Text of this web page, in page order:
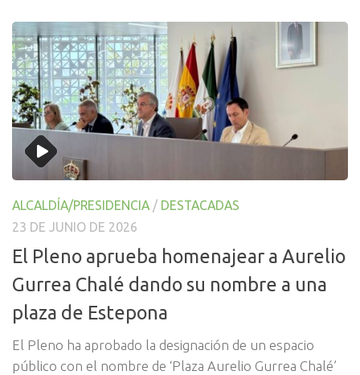
ALCALDÍA/PRESIDENCIA / DESTACADAS
23 DE JUNIO DE 2026
El Pleno aprueba homenajear a Aurelio
Gurrea Chalé dando su nombre a una
plaza de Estepona
El Pleno ha aprobado la designación de un espacio
público con el nombre de ‘Plaza Aurelio Gurrea Chalé’